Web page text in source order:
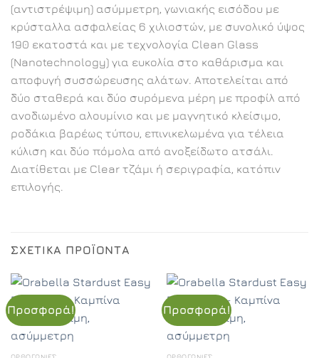
(αντιστρέψιμη) ασύμμετρη, γωνιακής εισόδου με
κρύσταλλα ασφαλείας 6 χιλιοστών, με συνολικό ύψος
190 εκατοστά και με τεχνολογία Clean Glass
(Nanotechnology) για ευκολία στο καθάρισμα και
αποφυγή συσσώρευσης αλάτων. Αποτελείται από
δύο σταθερά και δύο συρόμενα μέρη με προφίλ από
ανοδιωμένο αλουμίνιο και με μαγνητικό κλείσιμο,
ροδάκια βαρέως τύπου, επινικελωμένα για τέλεια
κύλιση και δύο πόμολα από ανοξείδωτο ατσάλι.
Διατίθεται με Clear τζάμι ή σεριγραφία, κατόπιν
επιλογής.
ΣΧΕΤΙΚΆ ΠΡΟΪΌΝΤΑ
Προσφορά! Προσφορά!